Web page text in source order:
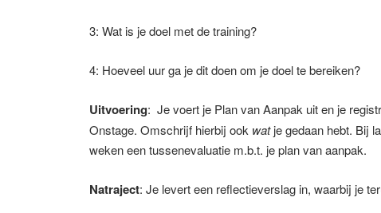
3: Wat is je doel met de training?
4: Hoeveel uur ga je dit doen om je doel te bereiken?
Uitvoering: Je voert je Plan van Aanpak uit en je
Onstage. Omschrijf hierbij ook watje gedaan hebt. Bij
weken een tussenevaluatie m.b.t. je plan van aanpak.
Natraject: Je levert een reflectieverslag in, waarbij je